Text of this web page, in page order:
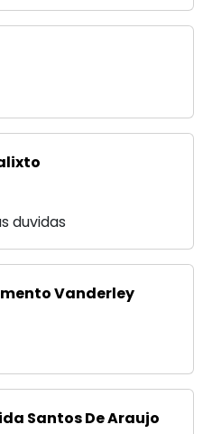
duvidas
Vanderley
Santos De Araujo